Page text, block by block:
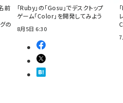
前
の
「Ruby」の「Gosu」でデスクトップ
ゲーム「Color」を開発してみよう
8月5日 6:30